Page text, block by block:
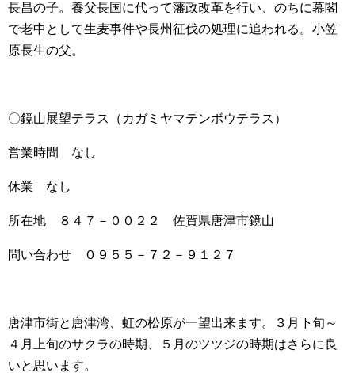
長昌の子。養父長国に代って藩政改革を行い、のちに幕閣
で老中として生麦事件や長州征伐の処理に追われる。小笠
原長生の父。
〇鏡山展望テラス（カガミヤマテンボウテラス）
営業時間 なし
休業 なし
所在地 ８４７－００２２ 佐賀県唐津市鏡山
問い合わせ ０９５５－７２－９１２７
唐津市街と唐津湾、虹の松原が一望出来ます。３月下旬～
４月上旬のサクラの時期、５月のツツジの時期はさらに良
いと思います。